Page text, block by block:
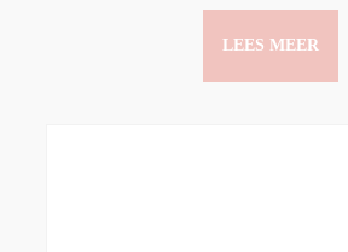
LEES MEER